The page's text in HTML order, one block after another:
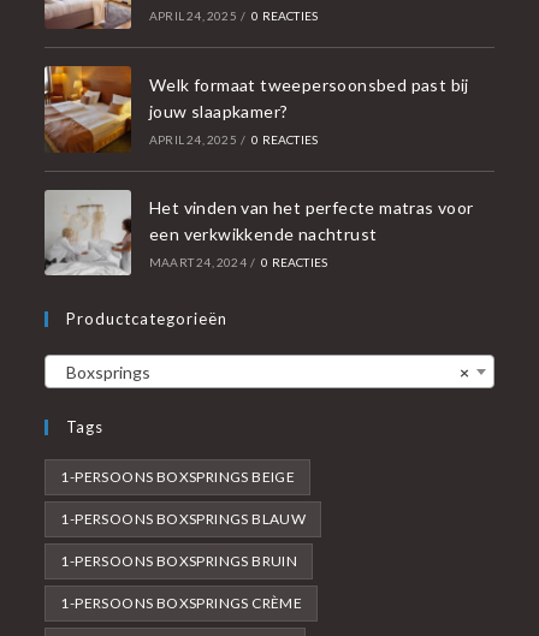
APRIL 24, 2025 / 0 REACTIES
Welk formaat tweepersoonsbed past bij
jouw slaapkamer?
APRIL 24, 2025 / 0 REACTIES
Het vinden van het perfecte matras voor
een verkwikkende nachtrust
MAART 24, 2024 / 0 REACTIES
Productcategorieën
×
Boxsprings
Tags
1-PERSOONS BOXSPRINGS BEIGE
1-PERSOONS BOXSPRINGS BLAUW
1-PERSOONS BOXSPRINGS BRUIN
1-PERSOONS BOXSPRINGS CRÈME